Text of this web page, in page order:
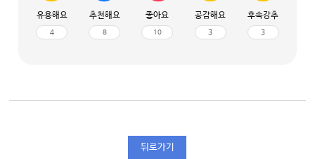
유용해요
4
추천해요
8
좋아요
10
공감해요
3
후속강추
3
뒤로가기